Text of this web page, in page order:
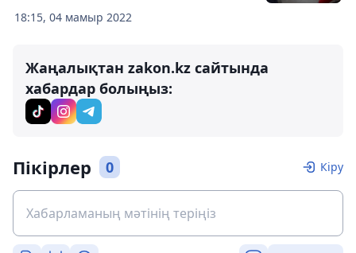
18:15, 04 мамыр 2022
Жаңалықтан zakon.kz сайтында
хабардар болыңыз:
Пікірлер 0 Кіру